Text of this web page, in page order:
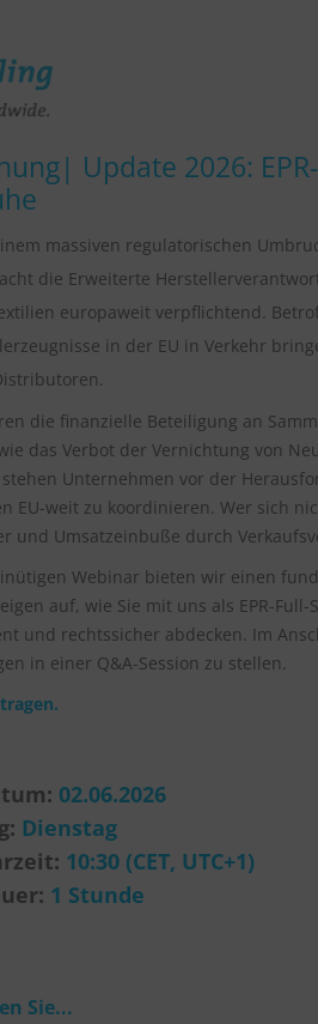
Update 2026:
massiven regulatorischen
die Erweiterte
europaweit verpflichtend.
in der EU in Verkehr
die finanzielle Beteiligung an
das Verbot der Vernichtung von
Unternehmen vor der
EU-weit zu koordinieren. Wer sich
und Umsatzeinbuße durch
Webinar bieten wir einen
auf, wie Sie mit uns als EPR-Full-
und rechtssicher abdecken. Im
in einer Q&A-Session zu stellen.
02.06.2026
Dienstag
10:30 (CET, UTC+1)
1 Stunde
Sie...